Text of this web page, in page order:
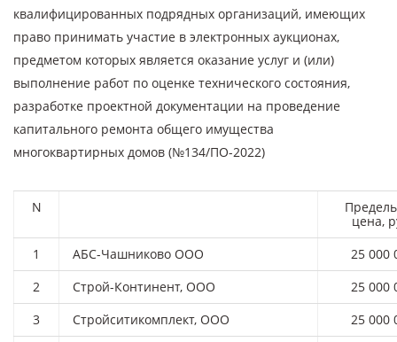
квалифицированных подрядных организаций, имеющих
право принимать участие в электронных аукционах,
предметом которых является оказание услуг и (или)
выполнение работ по оценке технического состояния,
разработке проектной документации на проведение
капитального ремонта общего имущества
многоквартирных домов (№134/ПО-2022)
N
цена,
1
АБС-Чашниково ООО
25 000
2
Строй-Континент, ООО
25 000
3
Стройситикомплект, ООО
25 000